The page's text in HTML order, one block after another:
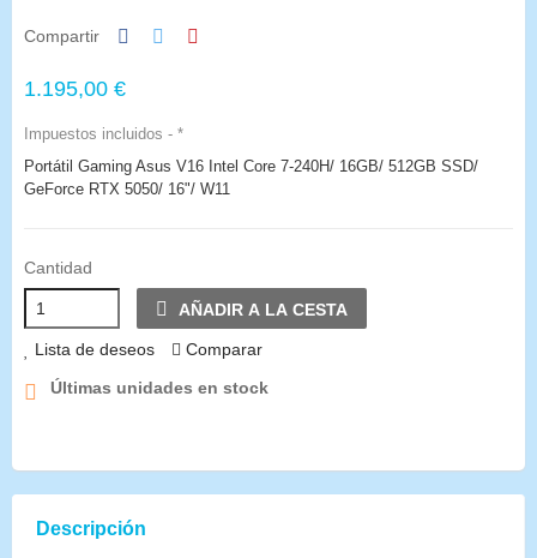
Compartir
1.195,00 €
Impuestos incluidos
*
Portátil Gaming Asus V16 Intel Core 7-240H/ 16GB/ 512GB SSD/
GeForce RTX 5050/ 16"/ W11
Cantidad
AÑADIR A LA CESTA
Lista de deseos
Comparar
Últimas unidades en stock
Descripción